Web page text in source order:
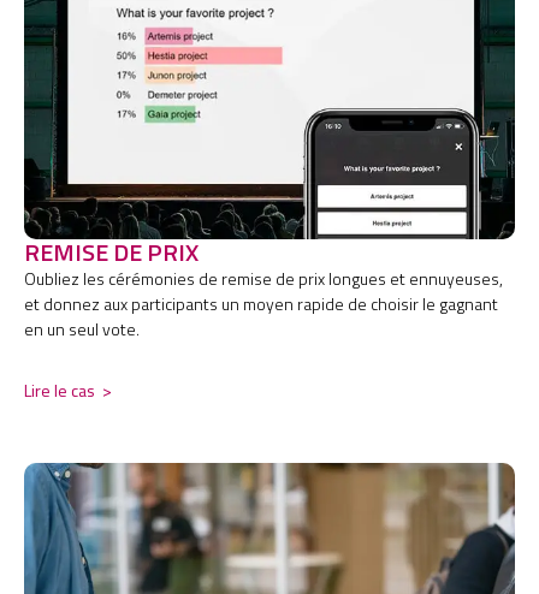
REMISE DE PRIX
Oubliez les cérémonies de remise de prix longues et ennuyeuses,
et donnez aux participants un moyen rapide de choisir le gagnant
en un seul vote.
Lire le cas >